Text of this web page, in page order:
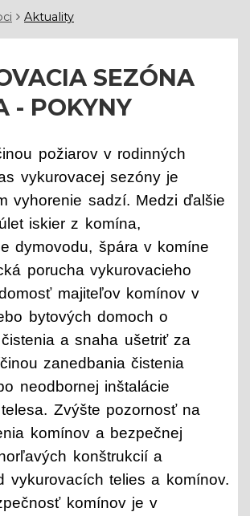
Aktuality
SEZÓNA
- POKYNY
požiarov v rodinných
vykurovacej sezóny je
vyhorenie sadzí. Medzi ďalšie
iskier z komína,
dymovodu, špára v komíne
porucha vykurovacieho
majiteľov komínov v
bytových domoch o
a snaha ušetriť za
zanedbania čistenia
neodbornej inštalácie
Zvýšte pozornosť na
komínov a bezpečnej
konštrukcií a
vykurovacích telies a komínov.
komínov je v